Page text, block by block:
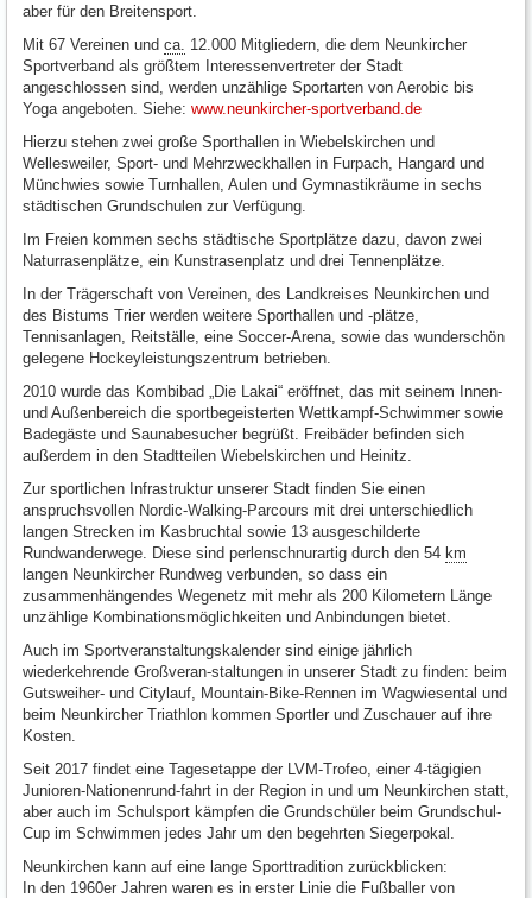
aber für den Breitensport.
Mit 67 Vereinen und ca. 12.000 Mitgliedern, die dem Neunkircher
Sportverband als größtem Interessenvertreter der Stadt
angeschlossen sind, werden unzählige Sportarten von Aerobic bis
Yoga angeboten. Siehe: www.neunkircher-sportverband.de
Hierzu stehen zwei große Sporthallen in Wiebelskirchen und
Wellesweiler, Sport- und Mehrzweckhallen in Furpach, Hangard und
Münchwies sowie Turnhallen, Aulen und Gymnastikräume in sechs
städtischen Grundschulen zur Verfügung.
Im Freien kommen sechs städtische Sportplätze dazu, davon zwei
Naturrasenplätze, ein Kunstrasenplatz und drei Tennenplätze.
In der Trägerschaft von Vereinen, des Landkreises Neunkirchen und
des Bistums Trier werden weitere Sporthallen und -plätze,
Tennisanlagen, Reitställe, eine Soccer-Arena, sowie das wunderschön
gelegene Hockeyleistungszentrum betrieben.
2010 wurde das Kombibad „Die Lakai“ eröffnet, das mit seinem Innen-
und Außenbereich die sportbegeisterten Wettkampf-Schwimmer sowie
Badegäste und Saunabesucher begrüßt. Freibäder befinden sich
außerdem in den Stadtteilen Wiebelskirchen und Heinitz.
Zur sportlichen Infrastruktur unserer Stadt finden Sie einen
anspruchsvollen Nordic-Walking-Parcours mit drei unterschiedlich
langen Strecken im Kasbruchtal sowie 13 ausgeschilderte
Rundwanderwege. Diese sind perlenschnurartig durch den 54 km
langen Neunkircher Rundweg verbunden, so dass ein
zusammenhängendes Wegenetz mit mehr als 200 Kilometern Länge
unzählige Kombinationsmöglichkeiten und Anbindungen bietet.
Auch im Sportveranstaltungskalender sind einige jährlich
wiederkehrende Großveran-staltungen in unserer Stadt zu finden: beim
Gutsweiher- und Citylauf, Mountain-Bike-Rennen im Wagwiesental und
beim Neunkircher Triathlon kommen Sportler und Zuschauer auf ihre
Kosten.
Seit 2017 findet eine Tagesetappe der LVM-Trofeo, einer 4-tägigien
Junioren-Nationenrund-fahrt in der Region in und um Neunkirchen statt,
aber auch im Schulsport kämpfen die Grundschüler beim Grundschul-
Cup im Schwimmen jedes Jahr um den begehrten Siegerpokal.
Neunkirchen kann auf eine lange Sporttradition zurückblicken:
In den 1960er Jahren waren es in erster Linie die Fußballer von